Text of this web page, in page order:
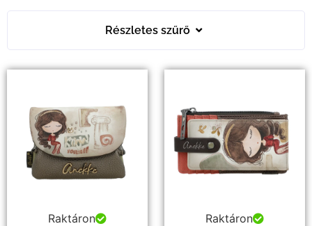
Részletes szűrő
Raktáron Raktáron